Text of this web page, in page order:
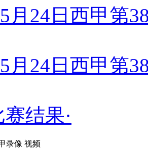
月24日西甲第
月24日西甲第
赛结果·
录像 视频